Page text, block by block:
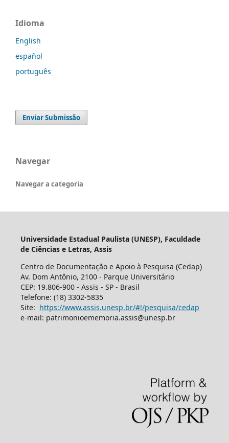
Idioma
English
español
português
Enviar Submissão
Navegar
Navegar a categoria
Universidade Estadual Paulista (UNESP), Faculdade
de Ciências e Letras, Assis
Centro de Documentação e Apoio à Pesquisa (Cedap)
Av. Dom Antônio, 2100 - Parque Universitário
CEP: 19.806-900 - Assis - SP - Brasil
Telefone: (18) 3302-5835
Site: https://www.assis.unesp.br/#!/pesquisa/cedap
e-mail: patrimonioememoria.assis@unesp.br